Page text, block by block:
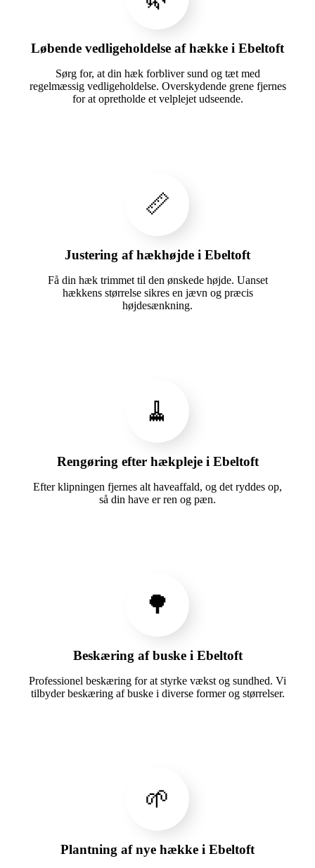
Løbende vedligeholdelse af hække i Ebeltoft
Sørg for, at din hæk forbliver sund og tæt med
regelmæssig vedligeholdelse. Overskydende grene fjernes
for at opretholde et velplejet udseende.
📏
Justering af hækhøjde i Ebeltoft
Få din hæk trimmet til den ønskede højde. Uanset
hækkens størrelse sikres en jævn og præcis
højdesænkning.
🧹
Rengøring efter hækpleje i Ebeltoft
Efter klipningen fjernes alt haveaffald, og det ryddes op,
så din have er ren og pæn.
🌳
Beskæring af buske i Ebeltoft
Professionel beskæring for at styrke vækst og sundhed. Vi
tilbyder beskæring af buske i diverse former og størrelser.
🌱
Plantning af nye hække i Ebeltoft